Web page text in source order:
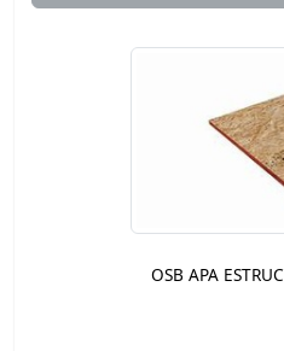
OSB APA